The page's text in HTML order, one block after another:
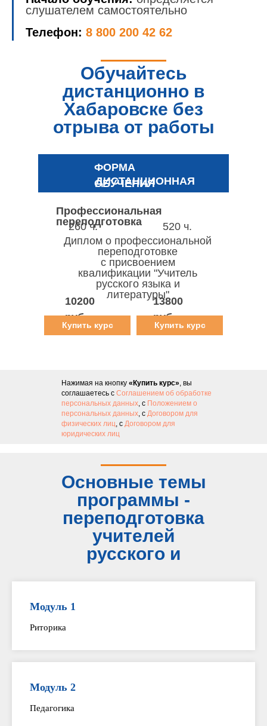
слушателем самостоятельно
Телефон: 8 800 200 42 62
Обучайтесь
дистанционно в
Хабаровске без
отрыва от работы
ФОРМА
ОБУЧЕНИЯ
ДИСТАНЦИОННАЯ
Профессиональная
переподготовка
Диплом о профессиональной
переподготовке
с присвоением
квалификации "Учитель
русского языка и
литературы"
260 ч. 520 ч.
10200
руб.
13800
руб.
Купить курс
Купить курс
Нажимая на кнопку «Купить курс», вы
соглашаетесь с Соглашением об обработке
персональных данных, с Положением о
персональных данных, с Договором для
физических лиц, с Договором для
юридических лиц
Основные темы
программы -
переподготовка
учителей
русского и
Модуль 1
Риторика
Модуль 2
Педагогика